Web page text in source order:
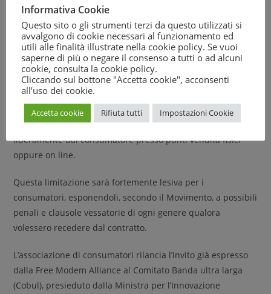
I voucher per labanda ultralarga fino a 500 euro
quindi erogati alle famiglie con ISEE inferiore a 20.000 euro.
La somma potrà essere utilizzata per sottoscrivere un
nuovo contratto per il servizio di connettività con un
operatore, chiedendo al tempo stesso l’ottenimento di un
modem, un computer o un tablet, che però sarà solo in
comodato d’uso, scelto e fornito sempre solo dalla
compagnia; inoltre il device non potrà essere acquistato
liberamente dal consumatore presso punti vendita fisici
oppure on line.
Questa limitazione sarà fortemente lesiva per i
consumatori, esponendoli, secondo il Movimento, a possibili
penali e clausole vessatorie di ogni genere qualora
volessero recedere dal contratto.
L’associazione di consumatori rilancia l’invito già espresso
dalla Free Modem Alliance al Comitato Banda ultra larga
(Cobul), presieduto dalla Ministra per l’Innovazione
Informativa Cookie
Questo sito o gli strumenti terzi da questo utilizzati si
avvalgono di cookie necessari al funzionamento ed
utili alle finalità illustrate nella cookie policy. Se vuoi
saperne di più o negare il consenso a tutti o ad alcuni
cookie, consulta la cookie policy.
Cliccando sul bottone "Accetta cookie", acconsenti
all’uso dei cookie.
Accetta cookie Rifiuta tutti Impostazioni Cookie